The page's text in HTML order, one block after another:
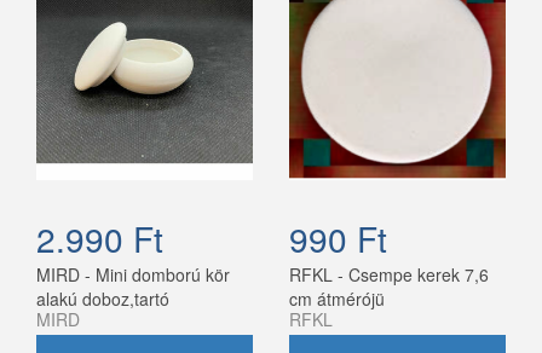
2.990 Ft
MIRD - Mini domború kör
alakú doboz,tartó
MIRD
990 Ft
RFKL - Csempe kerek 7,6
cm átmérójü
RFKL